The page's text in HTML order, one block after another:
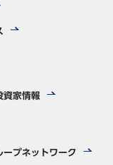
資家情報
ープネットワーク